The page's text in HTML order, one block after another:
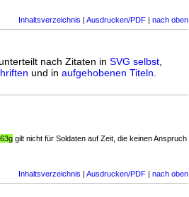
Inhaltsverzeichnis | Ausdrucken/PDF | nach oben
nach Zitaten in SVG selbst
und in aufgehobenen Titeln
63g gilt nicht für Soldaten auf Zeit, die keinen Anspruch
Inhaltsverzeichnis | Ausdrucken/PDF | nach oben